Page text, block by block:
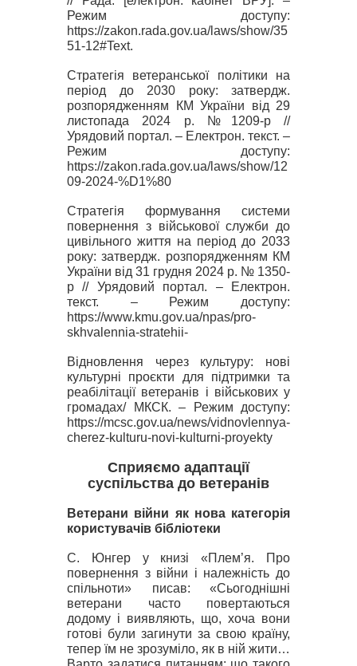
Режим доступу:
https://zakon.rada.gov.ua/laws/show/35
51-12#Text.
Стратегія ветеранської політики на
період до 2030 року: затвердж.
розпорядженням КМ України від 29
листопада 2024 р. №1209-р//
Урядовий портал. – Електрон. текст. –
Режим доступу:
https://zakon.rada.gov.ua/laws/show/12
09-2024-%D1%80
Стратегія формування системи
повернення з військової служби до
цивільного життя на період до 2033
року: затвердж. розпорядженням КМ
України від 31 грудня 2024 р. № 1350-
р// Урядовий портал. – Електрон.
текст. – Режим доступу:
https://www.kmu.gov.ua/npas/pro-
skhvalennia-stratehii-
Відновлення через культуру: нові
культурні проєкти для підтримки та
реабілітації ветеранів і військових у
громадах/ МКСК. –
Режим доступу:
https://mcsc.gov.ua/news/vidnovlennya-
cherez-kulturu-novi-kulturni-proyekty
Сприяємо адаптації
суспільства до ветеранів
Ветерани війни як нова категорія
користувачів бібліотеки
С. Юнгер у книзі «Плем’я. Про
повернення з війни і належність до
спільноти» писав:
«Сьогоднішні
ветерани часто повертаються
додому і виявляють, що, хоча вони
готові були загинути за свою країну,
тепер їм не зрозуміло, як в ній жити…